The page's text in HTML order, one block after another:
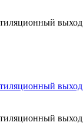
выход
выход
выход